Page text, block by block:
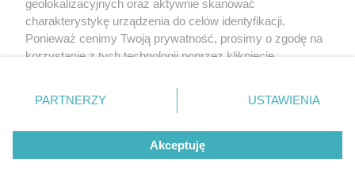
geolokalizacyjnych oraz aktywnie skanować
charakterystykę urządzenia do celów identyfikacji.
Ponieważ cenimy Twoją prywatność, prosimy o zgodę na
korzystanie z tych technologii poprzez kliknięcie
zmienić/wycofać klikając przycisk ustawień prywatności
znajdujący się w lewym dolnym rogu strony
rodzaje przetwarzania danych nie wymagają zgody
użytkownika, ale masz prawo sprzeciwić się takiemu
przetwarzaniu. Preferencje będą miały zastosowanie tylko
PARTNERZY USTAWIENIA
Akceptuję